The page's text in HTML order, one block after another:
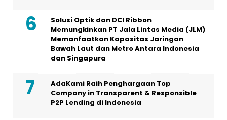
Solusi Optik dan DCI Ribbon
Memungkinkan PT Jala Lintas Media (JLM)
Memanfaatkan Kapasitas Jaringan
Bawah Laut dan Metro Antara Indonesia
dan Singapura
AdaKami Raih Penghargaan Top
Company in Transparent & Responsible
P2P Lending di Indonesia